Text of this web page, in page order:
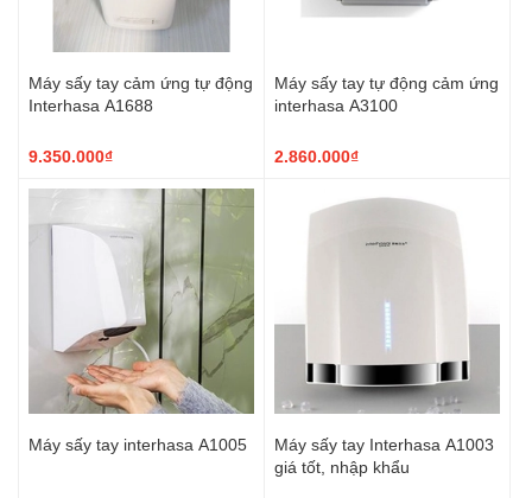
Máy sấy tay cảm ứng tự động
Interhasa A1688
9.350.000₫
Máy sấy tay tự động cảm ứng
interhasa A3100
2.860.000₫
Máy sấy tay interhasa A1005
Máy sấy tay Interhasa A1003
giá tốt, nhập khẩu